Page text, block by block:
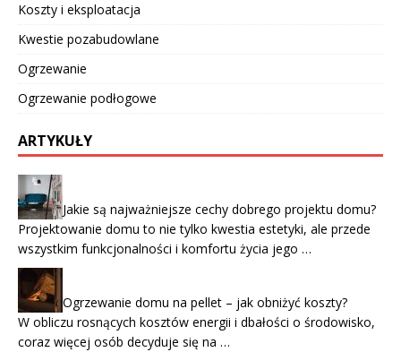
Koszty i eksploatacja
Kwestie pozabudowlane
Ogrzewanie
Ogrzewanie podłogowe
ARTYKUŁY
Jakie są najważniejsze cechy dobrego projektu domu?
Projektowanie domu to nie tylko kwestia estetyki, ale przede
wszystkim funkcjonalności i komfortu życia jego …
Ogrzewanie domu na pellet – jak obniżyć koszty?
W obliczu rosnących kosztów energii i dbałości o środowisko,
coraz więcej osób decyduje się na …